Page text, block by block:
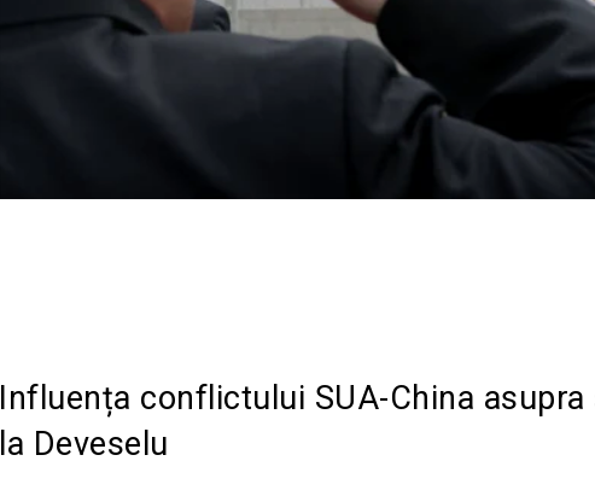
Influența conflictului SUA-China
la Deveselu